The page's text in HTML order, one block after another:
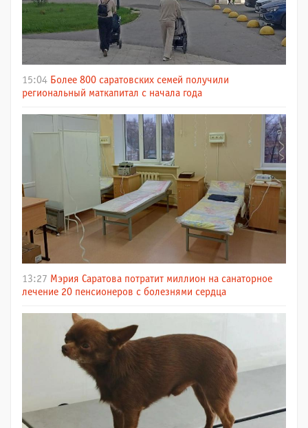
15:04 Более 800 саратовских семей получили
региональный маткапитал с начала года
13:27 Мэрия Саратова потратит миллион на санаторное
лечение 20 пенсионеров с болезнями сердца